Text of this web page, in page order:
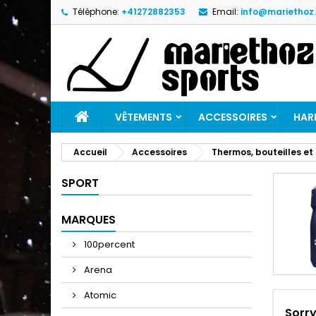
Téléphone: +41272882353 Email:
VÊTEMENTS ACCESSOIRES
Accueil Accessoires Thermos, bouteilles
SPORT
MARQUES
100percent
Arena
Atomic